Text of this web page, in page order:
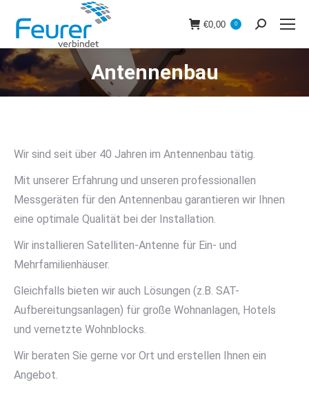
€0,00 0 Search:
Antennenbau
Sie befinden sich hier:
Wir sind seit über 40 Jahren im Antennenbau tätig.
Mit unserer Erfahrung und unseren professionallen
Messgeräten für den Antennenbau garantieren wir Ihnen
eine optimale Qualität bei der Installation.
Wir installieren Satelliten-Antenne für Ein- und
Mehrfamilienhäuser.
Gleichfalls bieten wir auch Lösungen (z.B. SAT-
Aufbereitungsanlagen) für große Wohnanlagen, Hotels
und vernetzte Wohnblocks.
Wir beraten Sie gerne vor Ort und erstellen Ihnen ein
Angebot.